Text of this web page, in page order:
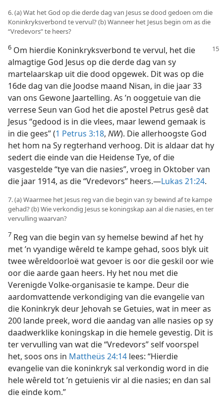
6. (a) Wat het God op die derde dag van Jesus se dood gedoen om die
Koninkryksverbond te vervul? (b) Wanneer het Jesus begin om as die
“Vredevors” te heers?
6 Om hierdie Koninkryksverbond te vervul, het die
almagtige God Jesus op die derde dag van sy
martelaarskap uit die dood opgewek. Dit was op die
16de dag van die Joodse maand Nisan, in die jaar 33
van ons Gewone Jaartelling. As ’n ooggetuie van die
verrese Seun van God het die apostel Petrus gesê dat
Jesus “gedood is in die vlees, maar lewend gemaak is
in die gees” (1 Petrus 3:18, NW). Die allerhoogste God
het hom na Sy regterhand verhoog. Dit is aldaar dat hy
sedert die einde van die Heidense Tye, of die
vasgestelde “tye van die nasies”, vroeg in Oktober van
die jaar 1914, as die “Vredevors” heers.—Lukas 21:24.
7. (a) Waarmee het Jesus reg van die begin van sy bewind af te kampe
gehad? (b) Wie verkondig Jesus se koningskap aan al die nasies, en ter
vervulling waarvan?
7 Reg van die begin van sy hemelse bewind af het hy
met ’n vyandige wêreld te kampe gehad, soos blyk uit
twee wêreldoorloë wat gevoer is oor die geskil oor wie
oor die aarde gaan heers. Hy het nou met die
Verenigde Volke-organisasie te kampe. Deur die
aardomvattende verkondiging van die evangelie van
die Koninkryk deur Jehovah se Getuies, wat in meer as
200 lande preek, word die aandag van alle nasies op sy
daadwerklike koningskap in die hemele gevestig. Dit is
ter vervulling van wat die “Vredevors” self voorspel
het, soos ons in Mattheüs 24:14 lees: “Hierdie
evangelie van die koninkryk sal verkondig word in die
hele wêreld tot ’n getuienis vir al die nasies; en dan sal
die einde kom.”